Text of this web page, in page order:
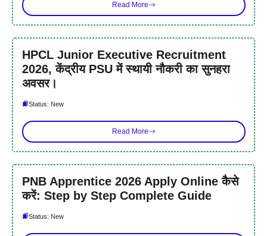
Read More
HPCL Junior Executive Recruitment
2026, केंद्रीय PSU में स्थायी नौकरी का सुनहरा
अवसर।
Status: New
Read More
PNB Apprentice 2026 Apply Online कैसे
करें: Step by Step Complete Guide
Status: New